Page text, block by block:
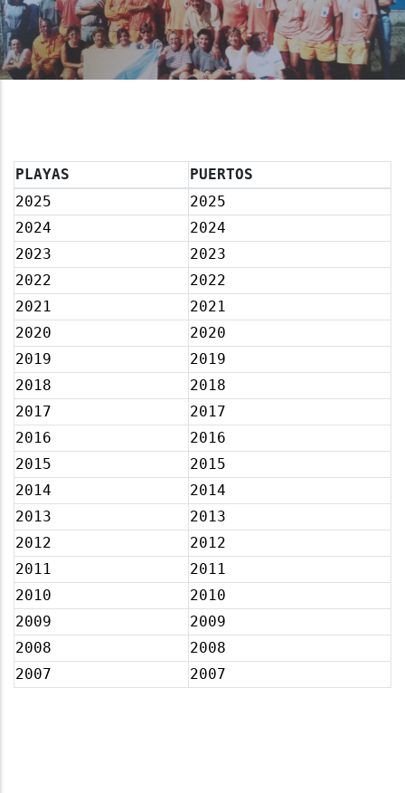
PLAYAS
PUERTOS
2025
2025
2024
2024
2023
2023
2022
2022
2021
2021
2020
2020
2019
2019
2018
2018
2017
2017
2016
2016
2015
2015
2014
2014
2013
2013
2012
2012
2011
2011
2010
2010
2009
2009
2008
2008
2007
2007